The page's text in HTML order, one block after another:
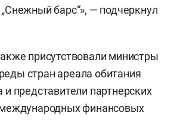
барс“», — подчеркнул
присутствовали министры
стран ареала обитания
и представители партнерских
финансовых